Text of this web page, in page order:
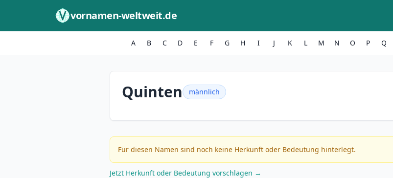
vornamen-weltweit.de
A B C D E F G H I J K L M N O P Q
Quinten männlich
Für diesen Namen sind noch keine Herkunft oder Bedeutung hinterlegt.
Jetzt Herkunft oder Bedeutung vorschlagen →